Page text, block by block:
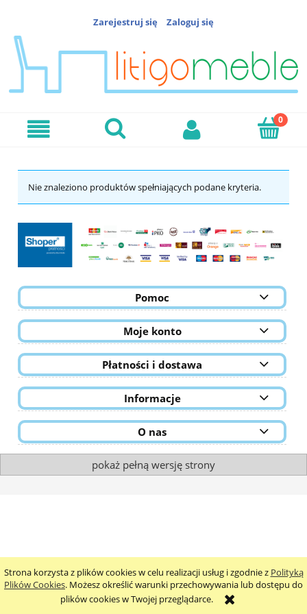
Strona korzysta z plików cookies w celu realizacji usług i zgodnie z Polityką
Plików Cookies. Możesz określić warunki przechowywania lub dostępu do
plików cookies w Twojej przeglądarce.
Zarejestruj się Zaloguj się
Nie znaleziono produktów spełniających podane kryteria.
Pomoc
Moje konto
Płatności i dostawa
Informacje
O nas
pokaż pełną wersję strony